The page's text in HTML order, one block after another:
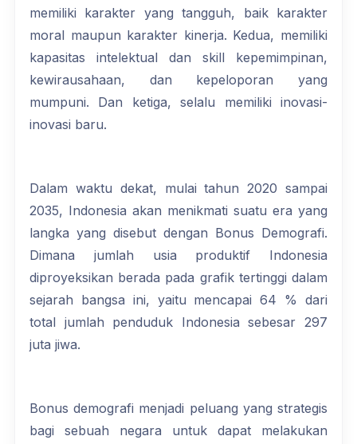
memiliki karakter yang tangguh, baik karakter
moral maupun karakter kinerja. Kedua, memiliki
kapasitas intelektual dan skill kepemimpinan,
kewirausahaan, dan kepeloporan yang
mumpuni. Dan ketiga, selalu memiliki inovasi-
inovasi baru.
Dalam waktu dekat, mulai tahun 2020 sampai
2035, Indonesia akan menikmati suatu era yang
langka yang disebut dengan Bonus Demografi.
Dimana jumlah usia produktif Indonesia
diproyeksikan berada pada grafik tertinggi dalam
sejarah bangsa ini, yaitu mencapai 64 % dari
total jumlah penduduk Indonesia sebesar 297
juta jiwa.
Bonus demografi menjadi peluang yang strategis
bagi sebuah negara untuk dapat melakukan